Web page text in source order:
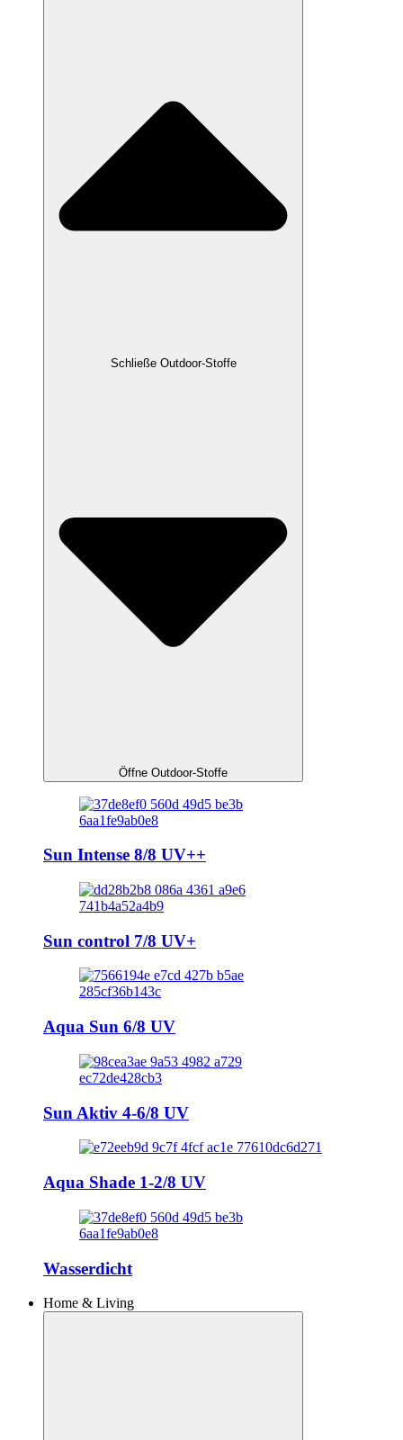
Schließe Outdoor-Stoffe
Öffne Outdoor-Stoffe
Sun Intense 8/8 UV++
Sun control 7/8 UV+
Aqua Sun 6/8 UV
Sun Aktiv 4-6/8 UV
Aqua Shade 1-2/8 UV
Wasserdicht
Home & Living